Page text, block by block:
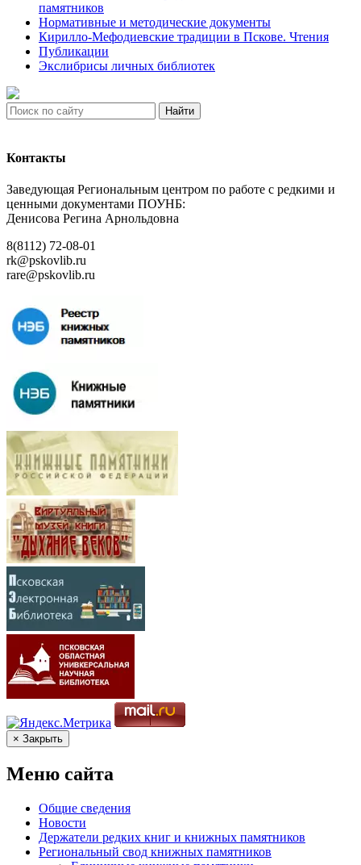
памятников
Нормативные и методические документы
Кирилло-Мефодиевские традиции в Пскове. Чтения
Публикации
Экслибрисы личных библиотек
Найти
Контакты
Заведующая Региональным центром по работе с редкими и
ценными документами ПОУНБ:
Денисова Регина Арнольдовна
8(8112) 72-08-01
rk@pskovlib.ru
rare@pskovlib.ru
× Закрыть
Меню сайта
Общие сведения
Новости
Держатели редких книг и книжных памятников
Региональный свод книжных памятников